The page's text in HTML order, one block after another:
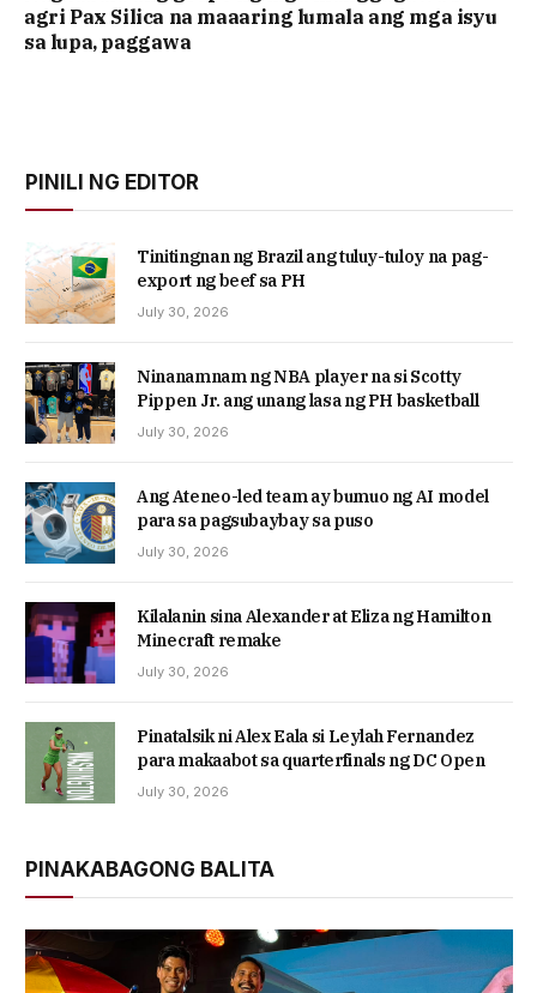
agri Pax Silica na maaaring lumala ang mga isyu
sa lupa, paggawa
PINILI NG EDITOR
Tinitingnan ng Brazil ang tuluy-tuloy na pag-
export ng beef sa PH
July 30, 2026
Ninanamnam ng NBA player na si Scotty
Pippen Jr. ang unang lasa ng PH basketball
July 30, 2026
Ang Ateneo-led team ay bumuo ng AI model
para sa pagsubaybay sa puso
July 30, 2026
Kilalanin sina Alexander at Eliza ng Hamilton
Minecraft remake
July 30, 2026
Pinatalsik ni Alex Eala si Leylah Fernandez
para makaabot sa quarterfinals ng DC Open
July 30, 2026
PINAKABAGONG BALITA